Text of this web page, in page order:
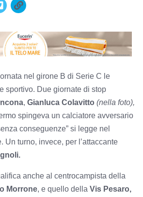
nel girone B di Serie C le
sportivo. Due giornate di stop
, Gianluca Colavitto (nella foto),
spingeva un calciatore avversario
conseguenze” si legge nel
Un turno, invece, per l’attaccante
anche al centrocampista della
Morrone, e quello della Vis Pesaro,